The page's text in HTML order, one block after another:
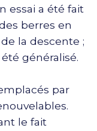
essai a été fait
berres en
la descente ;
généralisé.
par
le fait